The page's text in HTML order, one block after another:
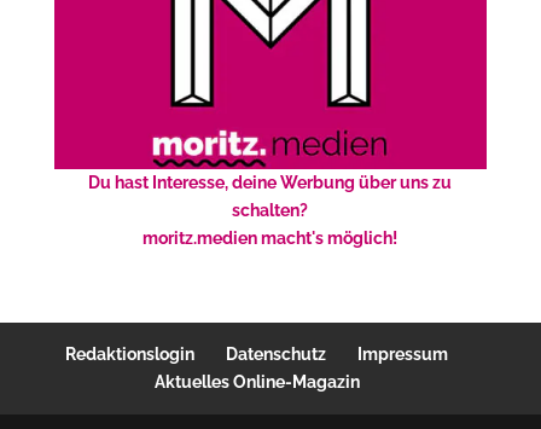
Du hast Interesse, deine Werbung über uns zu
schalten?
moritz.medien macht's möglich!
Redaktionslogin Datenschutz
Impressum
Aktuelles Online-Magazin